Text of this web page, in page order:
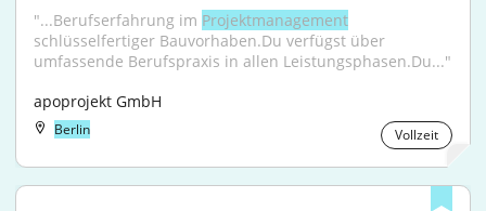
"...Berufserfahrung im Projektmanagement
schlüsselfertiger Bauvorhaben.Du verfügst über
umfassende Berufspraxis in allen Leistungsphasen.Du..."
apoprojekt GmbH
Berlin Vollzeit